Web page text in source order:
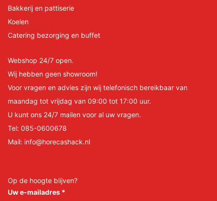
Bakkerij en pattiserie
Koelen
Catering bezorging en buffet
Webshop 24/7 open.
Wij hebben geen showroom!
Voor vragen en advies zijn wij telefonisch bereikbaar van
maandag tot vrijdag van 09:00 tot 17:00 uur.
U kunt ons 24/7 mailen voor al uw vragen.
Tel: 085-0600678
Mail: info@horecashack.nl
Op de hoogte blijven?
Uw e-mailadres *